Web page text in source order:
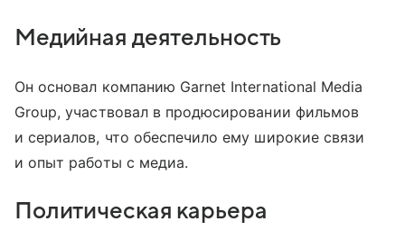
Медийная деятельность
Он основал компанию Garnet International Media
Group, участвовал в продюсировании фильмов
и сериалов, что обеспечило ему широкие связи
и опыт работы с медиа.
Политическая карьера